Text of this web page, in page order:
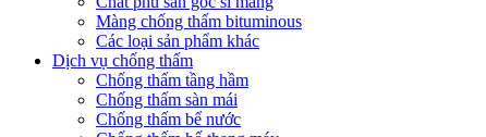
Màng chống thấm bituminous
Các loại sản phẩm khác
Dịch vụ chống thấm
Chống thấm tầng hầm
Chống thấm sàn mái
Chống thấm bể nước